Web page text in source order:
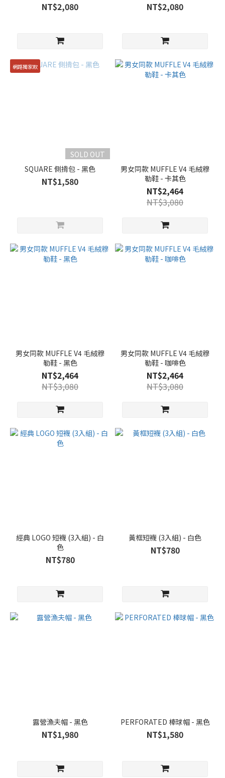
NT$2,080 NT$2,080
網路獨家款
SOLD OUT
SQUARE 側揹包 - 黑色
NT$1,580
男女同款 MUFFLE V4 毛絨穆
勒鞋 - 卡其色
NT$2,464
NT$3,080
男女同款 MUFFLE V4 毛絨穆
勒鞋 - 黑色
NT$2,464
NT$3,080
男女同款 MUFFLE V4 毛絨穆
勒鞋 - 咖啡色
NT$2,464
NT$3,080
經典 LOGO 短襪 (3入組) - 白
色
NT$780
黃框短襪 (3入組) - 白色
NT$780
露營漁夫帽 - 黑色
NT$1,980
PERFORATED 棒球帽 - 黑色
NT$1,580